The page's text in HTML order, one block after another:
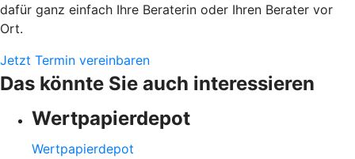
dafür ganz einfach Ihre Beraterin oder Ihren Berater vor
Ort.
Jetzt Termin vereinbaren
Das könnte Sie auch interessieren
Wertpapierdepot
Wertpapierdepot